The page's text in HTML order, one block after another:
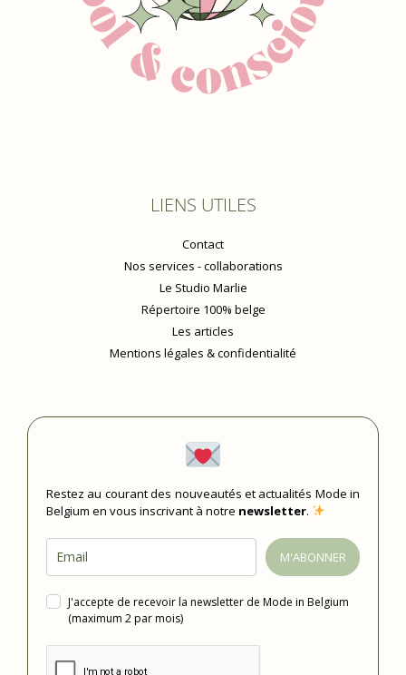
LIENS UTILES
Contact
Nos services - collaborations
Le Studio Marlie
Répertoire 100% belge
Les articles
Mentions légales & confidentialité
Restez au courant des nouveautés et actualités Mode in
Belgium en vous inscrivant à notre newsletter.
M'ABONNER
J'accepte de recevoir la newsletter de Mode in Belgium
(maximum 2 par mois)